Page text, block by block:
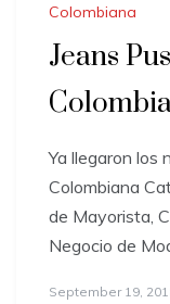
Colombiana
Jeans
Ya llegaron los
Colombiana
de Mayorista,
Negocio de
September 19,